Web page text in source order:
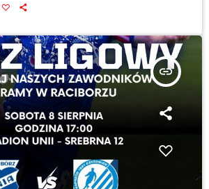
insert_link